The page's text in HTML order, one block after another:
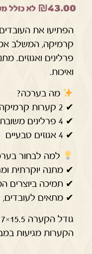
₪43.00 לא כולל
הפתיעו את
קרמיקה, המשלב
פרלינים ואגוזים.
ואיכות.
מה בערכה?
✔ 2 קערות קרמיקה צבעוניות בעיצוב ייחודי
✔ 4 פרלינים משובחים
✔ 4 אגוזים טבעיים
למה לבחור
✔ מתנה יוקרתית
✔ תמיכה ביוצרים
✔ מתאים לעובדים,
גודל הקערה 15.5×7 ס"מ,
הקערות מגיעות